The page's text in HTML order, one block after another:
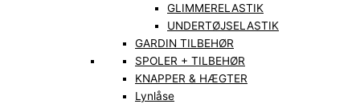
GLIMMERELASTIK
UNDERTØJSELASTIK
GARDIN TILBEHØR
SPOLER + TILBEHØR
KNAPPER & HÆGTER
Lynlåse